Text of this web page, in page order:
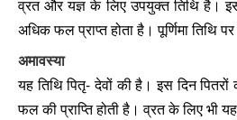
➔ प्रदोष व्रत 2027
➔प्रदोष व्रत 2027
➔महा शिवरात्रि 2027
व्रत और यज्ञ के लिए उपयुक्त तिथि है।
अधिक फल प्राप्त होता है। पूर्णिमा तिथि
अमावस्या
यह तिथि पितृ- देवों की है। इस दिन
फल की प्राप्ति होती है। व्रत के लिए भी